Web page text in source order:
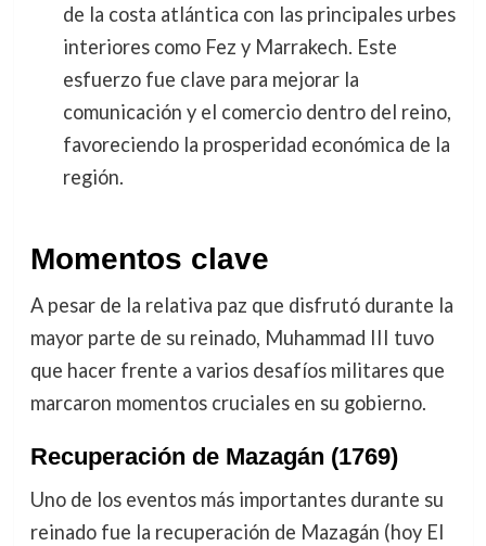
de la costa atlántica con las principales urbes
interiores como Fez y Marrakech. Este
esfuerzo fue clave para mejorar la
comunicación y el comercio dentro del reino,
favoreciendo la prosperidad económica de la
región.
Momentos clave
A pesar de la relativa paz que disfrutó durante la
mayor parte de su reinado, Muhammad III tuvo
que hacer frente a varios desafíos militares que
marcaron momentos cruciales en su gobierno.
Recuperación de Mazagán (1769)
Uno de los eventos más importantes durante su
reinado fue la recuperación de Mazagán (hoy El